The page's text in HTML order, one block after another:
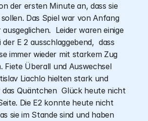
der ersten Minute an, dass sie
Das Spiel war von Anfang
ausgeglichen.  Leider waren einige
der E 2 ausschlaggebend,  dass
immer wieder mit starkem Zug
Fiete Überall und Auswechsel
Liachlo hielten stark und
Quäntchen  Glück heute nicht
Die E2 konnte heute nicht
sie im Stande sind und haben